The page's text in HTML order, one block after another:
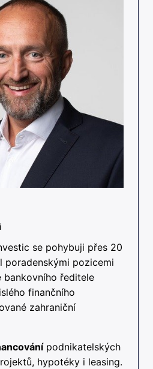
se pohybuji přes 20
poradenskými pozicemi
bankovního ředitele
finančního
zahraniční
podnikatelských
hypotéky i leasing.